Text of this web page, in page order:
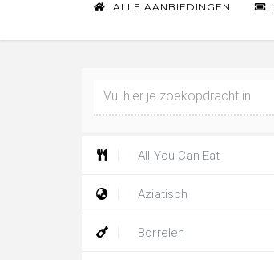
ALLE AANBIEDINGEN
All You Can Eat
Aziatisch
Borrelen